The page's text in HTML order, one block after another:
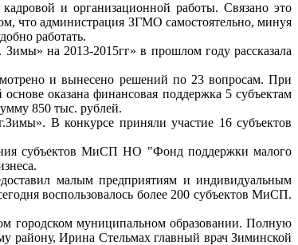
и организационной работы. Связано это
что администрация ЗГМО самостоятельно, минуя
работать.
на 2013-2015гг» в прошлом году рассказала
и вынесено решений по 23 вопросам. При
оказана финансовая поддержка 5 субъектам
850 тыс. рублей.
В конкурсе приняли участие 16 субъектов
субъектов МиСП НО "Фонд поддержки малого
малым предприятиям и индивидуальным
воспользовалось более 200 субъектов МиСП.
городском муниципальном образовании. Полную
району, Ирина Стельмах главный врач Зиминской